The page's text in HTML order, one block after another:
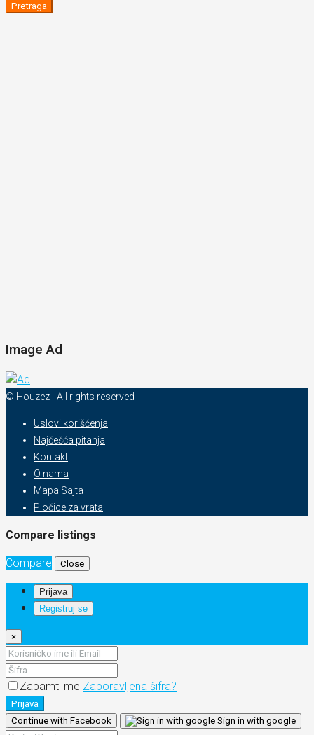
Pretraga
Image Ad
© Houzez - All rights reserved
Uslovi korišćenja
Najčešća pitanja
Kontakt
O nama
Mapa Sajta
Pločice za vrata
Compare listings
Compare Close
Prijava
Registruj se
×
Zapamti me Zaboravljena šifra?
Prijava
Continue with Facebook
Sign in with google